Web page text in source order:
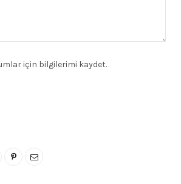
için bilgilerimi kaydet.